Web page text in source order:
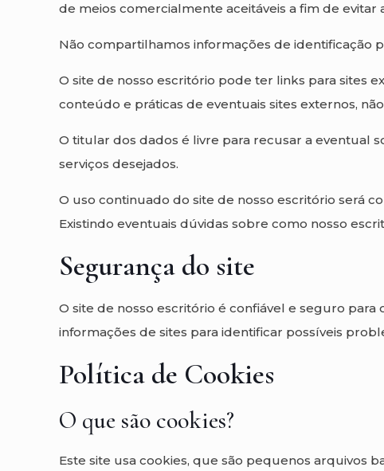
de meios comercialmente aceitáveis a fim de
Não compartilhamos informações de identificação
O site de nosso escritório pode ter links para sites
conteúdo e práticas de eventuais sites externos,
O titular dos dados é livre para recusar a eventual
serviços desejados.
O uso continuado do site de nosso escritório será
Existindo eventuais dúvidas sobre como nosso
Segurança do site
O site de nosso escritório é confiável e seguro
informações de sites para identificar possíveis
Política de Cookies
O que são cookies?
Este site usa cookies, que são pequenos arquivos